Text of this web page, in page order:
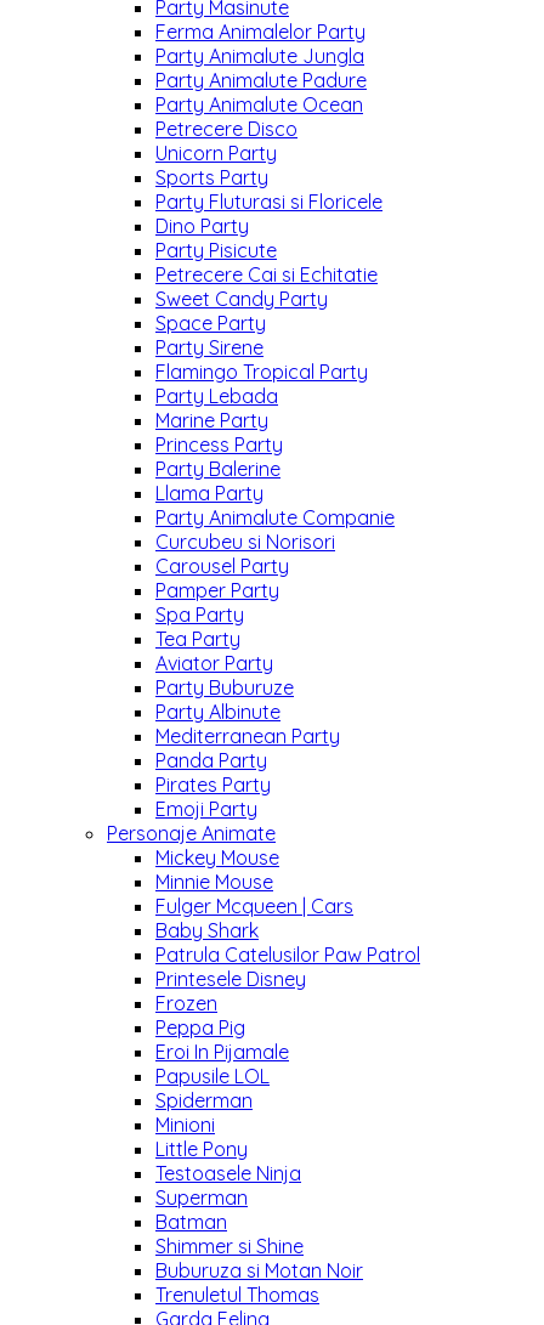
Party Masinute
Ferma Animalelor Party
Party Animalute Jungla
Party Animalute Padure
Party Animalute Ocean
Petrecere Disco
Unicorn Party
Sports Party
Party Fluturasi si Floricele
Dino Party
Party Pisicute
Petrecere Cai si Echitatie
Sweet Candy Party
Space Party
Party Sirene
Flamingo Tropical Party
Party Lebada
Marine Party
Princess Party
Party Balerine
Llama Party
Party Animalute Companie
Curcubeu si Norisori
Carousel Party
Pamper Party
Spa Party
Tea Party
Aviator Party
Party Buburuze
Party Albinute
Mediterranean Party
Panda Party
Pirates Party
Emoji Party
Personaje Animate
Mickey Mouse
Minnie Mouse
Fulger Mcqueen | Cars
Baby Shark
Patrula Catelusilor Paw Patrol
Printesele Disney
Frozen
Peppa Pig
Eroi In Pijamale
Papusile LOL
Spiderman
Minioni
Little Pony
Testoasele Ninja
Superman
Batman
Shimmer si Shine
Buburuza si Motan Noir
Trenuletul Thomas
Garda Felina